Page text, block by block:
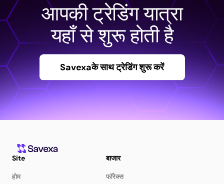
आपकी ट्रेडिंग यात्रा
यहाँ से शुरू होती है
Savexaके साथ ट्रेडिंग शुरू करें
Site
होम
बाजार
फॉरेक्स